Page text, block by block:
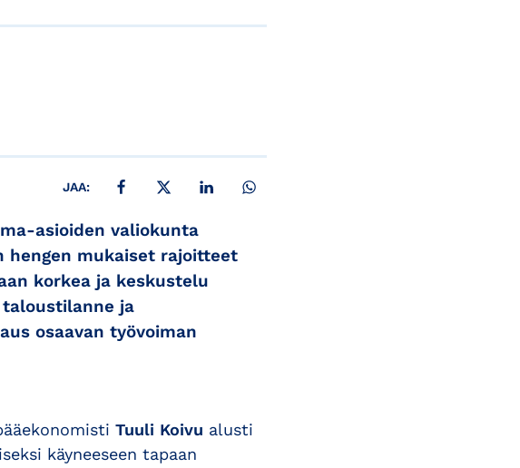
JAA: JAA FACEBOOKISSA
JAA X:SSÄ JAA LINKEDINISSÄ
asioiden valiokunta
hengen mukaiset rajoitteet
korkea ja keskustelu
ja
osaavan työvoiman
Tuuli Koivu alusti
käyneeseen tapaan